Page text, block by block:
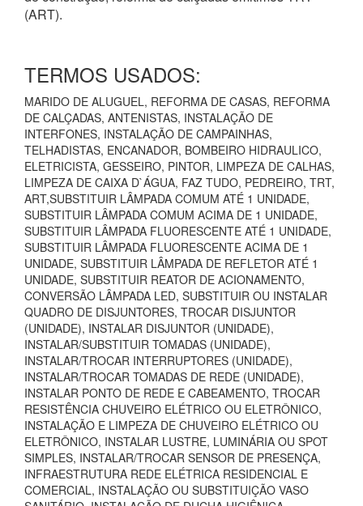
(ART).
TERMOS USADOS:
MARIDO DE ALUGUEL, REFORMA DE CASAS, REFORMA
DE CALÇADAS, ANTENISTAS, INSTALAÇÃO DE
INTERFONES, INSTALAÇÃO DE CAMPAINHAS,
TELHADISTAS, ENCANADOR, BOMBEIRO HIDRAULICO,
ELETRICISTA, GESSEIRO, PINTOR, LIMPEZA DE CALHAS,
LIMPEZA DE CAIXA D`ÁGUA, FAZ TUDO, PEDREIRO, TRT,
ART,SUBSTITUIR LÂMPADA COMUM ATÉ 1 UNIDADE,
SUBSTITUIR LÂMPADA COMUM ACIMA DE 1 UNIDADE,
SUBSTITUIR LÂMPADA FLUORESCENTE ATÉ 1 UNIDADE,
SUBSTITUIR LÂMPADA FLUORESCENTE ACIMA DE 1
UNIDADE, SUBSTITUIR LÂMPADA DE REFLETOR ATÉ 1
UNIDADE, SUBSTITUIR REATOR DE ACIONAMENTO,
CONVERSÃO LÂMPADA LED, SUBSTITUIR OU INSTALAR
QUADRO DE DISJUNTORES, TROCAR DISJUNTOR
(UNIDADE), INSTALAR DISJUNTOR (UNIDADE),
INSTALAR/SUBSTITUIR TOMADAS (UNIDADE),
INSTALAR/TROCAR INTERRUPTORES (UNIDADE),
INSTALAR/TROCAR TOMADAS DE REDE (UNIDADE),
INSTALAR PONTO DE REDE E CABEAMENTO, TROCAR
RESISTÊNCIA CHUVEIRO ELÉTRICO OU ELETRÔNICO,
INSTALAÇÃO E LIMPEZA DE CHUVEIRO ELÉTRICO OU
ELETRÔNICO, INSTALAR LUSTRE, LUMINÁRIA OU SPOT
SIMPLES, INSTALAR/TROCAR SENSOR DE PRESENÇA,
INFRAESTRUTURA REDE ELÉTRICA RESIDENCIAL E
COMERCIAL, INSTALAÇÃO OU SUBSTITUIÇÃO VASO